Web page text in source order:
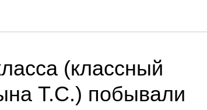
(классный
Т.С.) побывали